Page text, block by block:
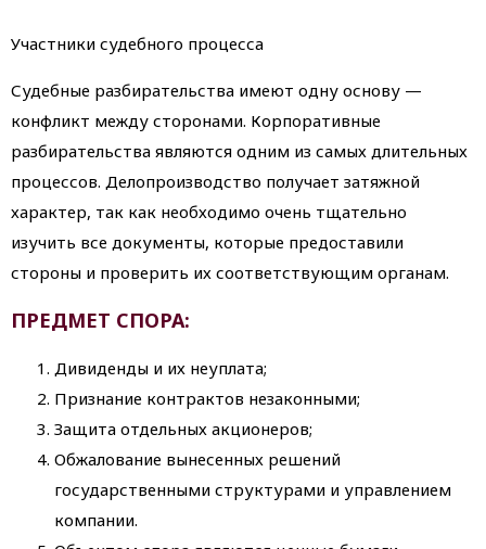
Участники судебного процесса
Судебные разбирательства имеют одну основу —
конфликт между сторонами. Корпоративные
разбирательства являются одним из самых длительных
процессов. Делопроизводство получает затяжной
характер, так как необходимо очень тщательно
изучить все документы, которые предоставили
стороны и проверить их соответствующим органам.
ПРЕДМЕТ СПОРА:
Дивиденды и их неуплата;
Признание контрактов незаконными;
Защита отдельных акционеров;
Обжалование вынесенных решений
государственными структурами и управлением
компании.